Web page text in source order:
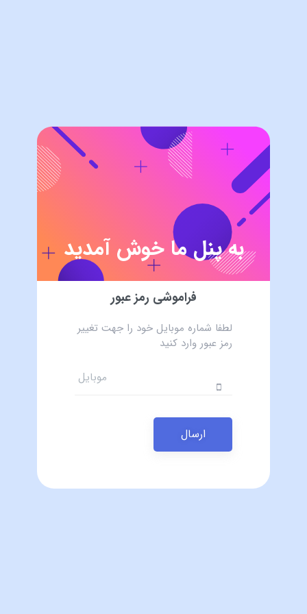
به پنل ما خوش آمدید
فراموشی رمز عبور
لطفا شماره موبایل خود را جهت تغییر
رمز عبور وارد کنید
ارسال